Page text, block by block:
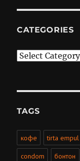
CATEGORIES
Categories
TAGS
кофе tirta empul
condom бонтон